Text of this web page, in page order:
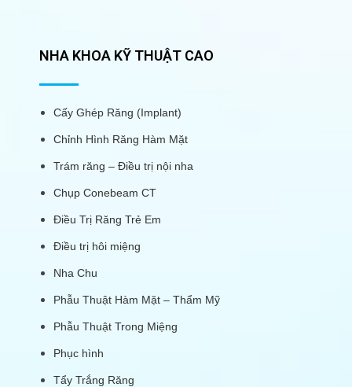
NHA KHOA KỸ THUẬT CAO
Cấy Ghép Răng (Implant)
Chỉnh Hình Răng Hàm Mặt
Trám răng – Điều trị nội nha
Chụp Conebeam CT
Điều Trị Răng Trẻ Em
Điều trị hôi miệng
Nha Chu
Phẫu Thuật Hàm Mặt – Thẩm Mỹ
Phẫu Thuật Trong Miệng
Phục hình
Tẩy Trắng Răng